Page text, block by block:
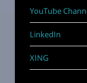
YouTube
LinkedIn
XING